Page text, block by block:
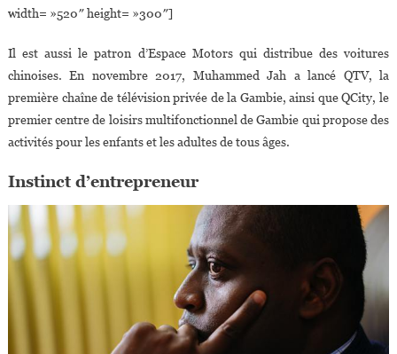
width= »520″ height= »300″]
Il est aussi le patron d’Espace Motors qui distribue des voitures
chinoises. En novembre 2017, Muhammed Jah a lancé QTV, la
première chaîne de télévision privée de la Gambie, ainsi que QCity, le
premier centre de loisirs multifonctionnel de Gambie qui propose des
activités pour les enfants et les adultes de tous âges.
Instinct d’entrepreneur